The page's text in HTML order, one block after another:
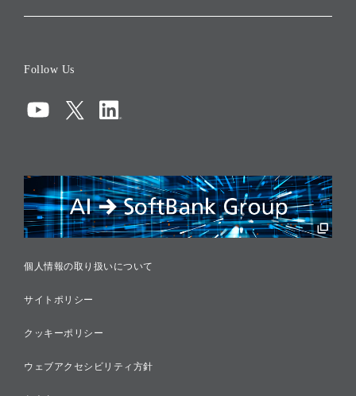
コンプライアンス
リスクマネジメント
税務に対する取り組み
採用情報
Follow Us
個人情報の取り扱いについて
サイトポリシー
クッキーポリシー
ウェブアクセシビリティ方針